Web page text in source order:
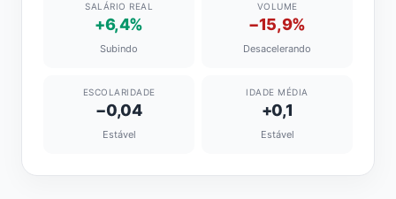
SALÁRIO REAL
+6,4%
Subindo
VOLUME
−15,9%
Desacelerando
ESCOLARIDADE
−0,04
Estável
IDADE MÉDIA
+0,1
Estável